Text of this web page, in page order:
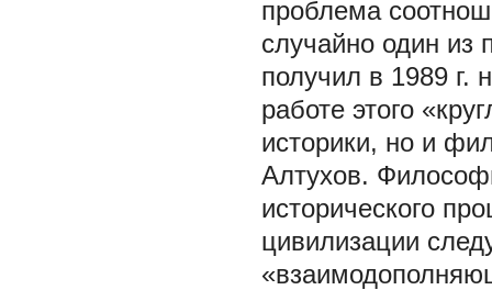
проблема
случайно один из
получил в 1989 г.
работе этого
историки, но и
Алтухов.
исторического
цивилизации